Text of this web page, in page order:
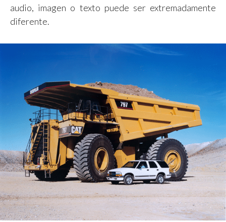
audio, imagen o texto puede ser extremadamente
diferente.